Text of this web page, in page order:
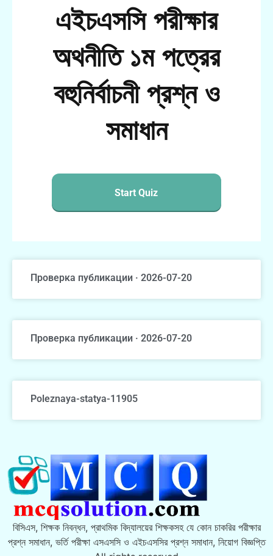
এইচএসসি পরীক্ষার
অথনীতি ১ম পত্রের
বহুনির্বাচনী প্রশ্ন ও
সমাধান
Start Quiz
Проверка публикации · 2026-07-20
Проверка публикации · 2026-07-20
Poleznaya-statya-11905
বিসিএস, শিক্ষক নিবন্ধন, প্রাথমিক বিদ্যালয়ের শিক্ষকসহ যে কোন চাকরির পরীক্ষার
প্রশ্ন সমাধান, ভর্তি পরীক্ষা এসএসসি ও এইচএসসির প্রশ্ন সমাধান, নিয়োগ বিজ্ঞপ্তি